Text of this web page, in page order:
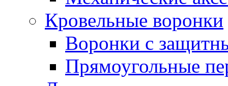
Кровельные воронки
Воронки с
Прямоугольные